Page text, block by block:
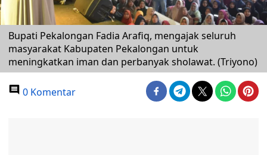
Bupati Pekalongan Fadia Arafiq, mengajak seluruh
masyarakat Kabupaten Pekalongan untuk
meningkatkan iman dan perbanyak sholawat. (Triyono)
0 Komentar